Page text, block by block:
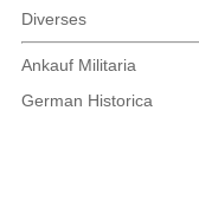
Diverses
Ankauf Militaria
German Historica